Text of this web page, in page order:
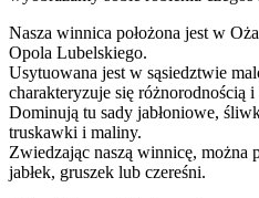
Nasza winnica położona jest w
Opola Lubelskiego.
Usytuowana jest w sąsiedztwie
charakteryzuje się różnorodnością
Dominują tu sady jabłoniowe,
truskawki i maliny.
Zwiedzając naszą winnicę,
jabłek, gruszek lub czereśni.